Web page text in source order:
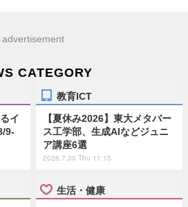
advertisement
CATEGORY
イ
9-
教育ICT
【夏休み2026】東大メタバー
ス工学部、生成AIなどジュニ
ア講座6選
2026.7.30 Thu 11:15
生活・健康